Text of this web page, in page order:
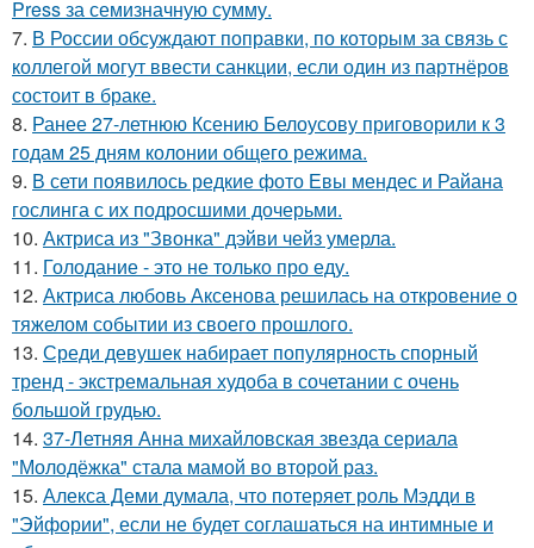
Press за семизначную сумму.
7. В России обсуждают поправки, по которым за связь с
коллегой могут ввести санкции, если один из партнёров
состоит в браке.
8. Ранее 27-летнюю Ксению Белоусову приговорили к 3
годам 25 дням колонии общего режима.
9. В сети появилось редкие фото Евы мендес и Райана
гослинга с их подросшими дочерьми.
10. Актриса из "Звонка" дэйви чейз умерла.
11. Голодание - это не только про еду.
12. Актриса любовь Аксенова решилась на откровение о
тяжелом событии из своего прошлого.
13. Среди девушек набирает популярность спорный
тренд - экстремальная худоба в сочетании с очень
большой грудью.
14. 37-Летняя Анна михайловская звезда сериала
"Молодёжка" стала мамой во второй раз.
15. Алекса Деми думала, что потеряет роль Мэдди в
"Эйфории", если не будет соглашаться на интимные и